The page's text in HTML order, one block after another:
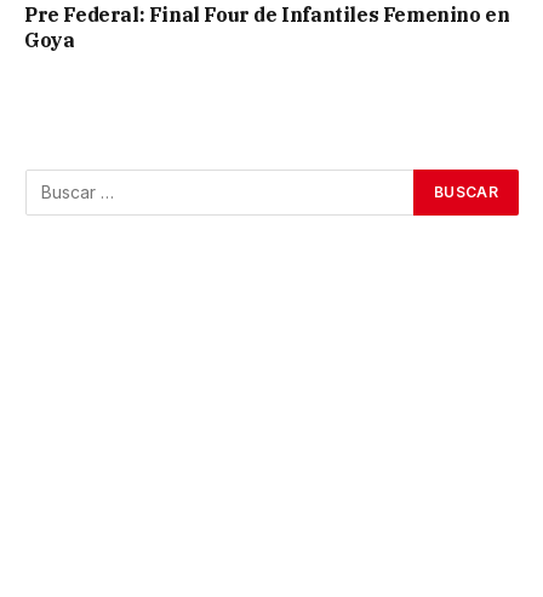
Pre Federal: Final Four de Infantiles Femenino en
Goya